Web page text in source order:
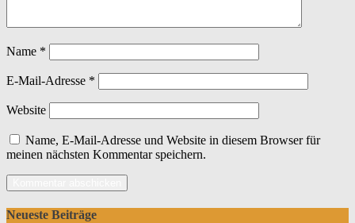
Name *
E-Mail-Adresse *
Website
Name, E-Mail-Adresse und Website in diesem Browser für
meinen nächsten Kommentar speichern.
Neueste Beiträge